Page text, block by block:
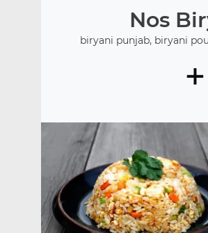
Nos
biryani punjab, biryani
+